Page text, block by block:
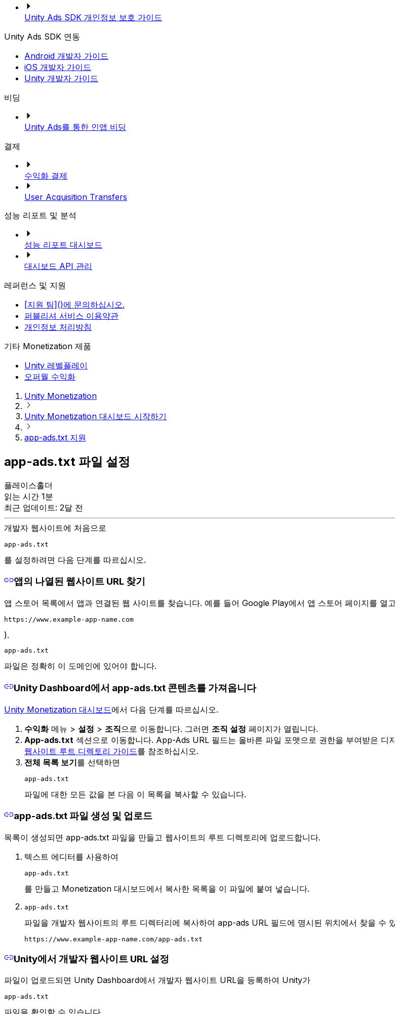
Unity Ads SDK 개인정보 보호 가이드
Unity Ads SDK 연동
Android 개발자 가이드
iOS 개발자 가이드
Unity 개발자 가이드
비딩
Unity Ads를 통한 인앱 비딩
결제
수익화 결제
User Acquisition Transfers
성능 리포트 및 분석
성능 리포트 대시보드
대시보드 API 관리
레퍼런스 및 지원
[지원 팀]()에 문의하십시오.
퍼블리셔 서비스 이용약관
개인정보 처리방침
기타 Monetization 제품
Unity 레벨플레이
오퍼월 수익화
Unity Monetization
Unity Monetization 대시보드 시작하기
app-ads.txt 지원
app-ads.txt 파일 설정
플레이스홀더
읽는 시간 1분
최근 업데이트: 2달 전
개발자 웹사이트에 처음으로
app-ads.txt
를 설정하려면 다음 단계를 따르십시오.
앱의 나열된 웹사이트 URL 찾기
앱 스토어 목록에서 앱과 연결된 웹 사이트를 찾습니다. 예를 들어 Google Play에서 앱 스토어 페이지를
https://www.example-app-name.com
).
app-ads.txt
파일은 정확히 이 도메인에 있어야 합니다.
Unity Dashboard에서 app-ads.txt 콘텐츠를 가져옵니다
Unity Monetization 대시보드에서 다음 단계를 따르십시오.
수익화메뉴 > 설정 > 조직으로 이동합니다. 그러면 조직 설정 페이지가 열립니다.
App-ads.txt 섹션으로 이동합니다. App-Ads URL 필드는 올바른 파일 포맷으로 권한을 부여받은
웹사이트 루트 디렉토리 가이드를 참조하십시오.
전체 목록 보기를 선택하면
app-ads.txt
파일에 대한 모든 값을 본 다음 이 목록을 복사할 수 있습니다.
app-ads.txt 파일 생성 및 업로드
목록이 생성되면 app-ads.txt 파일을 만들고 웹사이트의 루트 디렉토리에 업로드합니다.
텍스트 에디터를 사용하여
app-ads.txt
를 만들고 Monetization 대시보드에서 복사한 목록을 이 파일에 붙여 넣습니다.
app-ads.txt
파일을 개발자 웹사이트의 루트 디렉터리에 복사하여 app-ads URL 필드에 명시된 위치에서 찾을 수
https://www.example-app-name.com/app-ads.txt
Unity에서 개발자 웹사이트 URL 설정
파일이 업로드되면 Unity Dashboard에서 개발자 웹사이트 URL을 등록하여 Unity가
app-ads.txt